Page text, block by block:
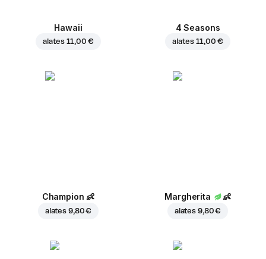
Hawaii
alates 11,00 €
4 Seasons
alates 11,00 €
Champion 👶
alates 9,80 €
Margherita 👶
alates 9,80 €